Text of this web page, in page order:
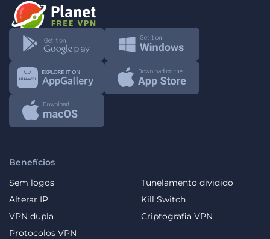
Benefícios
Sem logos
Tunelamento dividido
Alterar IP
Kill Switch
VPN dupla
Criptografia VPN
Protocolos VPN